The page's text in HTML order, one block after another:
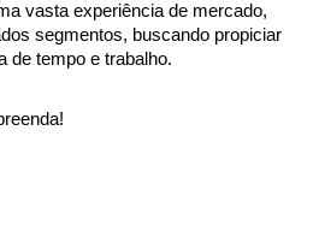
vasta experiência de mercado,
segmentos, buscando propiciar
de tempo e trabalho.